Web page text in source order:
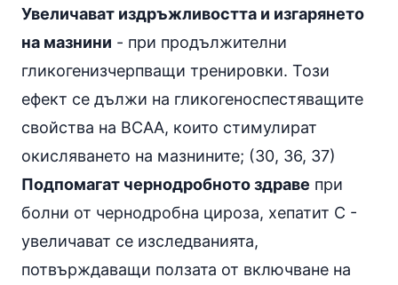
Увеличават издръжливостта и изгарянето
на мазнини - при продължителни
гликогенизчерпващи тренировки. Този
ефект се дължи на гликогеноспестяващите
свойства на BCAA, които стимулират
окисляването на мазнините; (30, 36, 37)
Подпомагат чернодробното здраве при
болни от чернодробна цироза, хепатит С -
увеличават се изследванията,
потвърждаващи ползата от включване на